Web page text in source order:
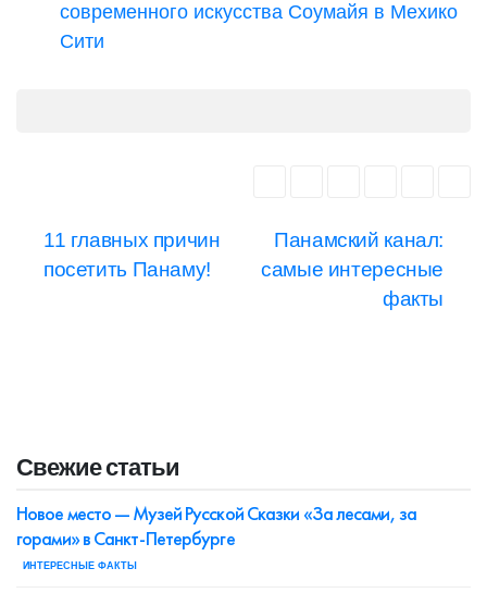
современного искусства Соумайя в Мехико
Сити
Навигация
Панамский канал:
самые интересные
факты
11 главных причин
посетить Панаму!
Свежие статьи
Новое место — Музей Русской Сказки «За лесами, за
горами» в Санкт-Петербурге
ИНТЕРЕСНЫЕ ФАКТЫ